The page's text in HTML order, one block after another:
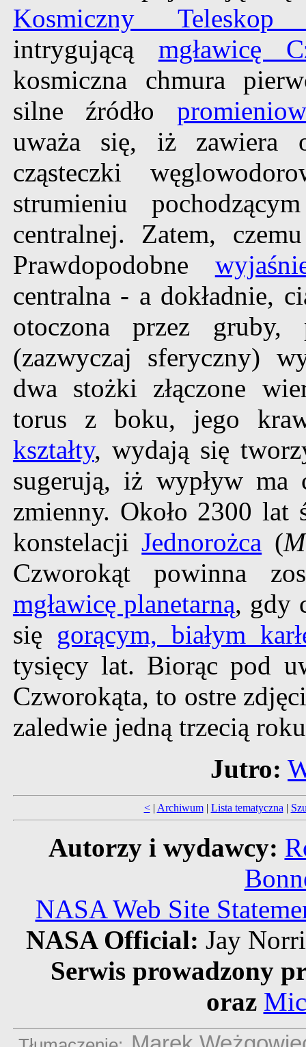
Kosmiczny Teleskop
intrygującą mgławicę
kosmiczna chmura
silne źródło
uważa się, iż zawiera
cząsteczki
strumieniu
centralnej. Zatem,
Prawdopodobne
centralna - a dokładnie,
otoczona przez
(zazwyczaj sferyczny)
dwa stożki złączone
torus z boku, jego
kształty, wydają się
sugerują, iż wypływ ma
zmienny. Około 2300
konstelacjiJednorożca (
Czworokąt powinna
mgławicę planetarną, gdy
się gorącym, białym
tysięcy lat. Biorąc pod
Czworokąta, to ostre
zaledwie jedną trzecią
Jutro:
<| Archiwum| Lista tematyczna |
Autorzy i wydawcy:
NASA Web Site
NASA Official: Jay
Serwis prowadzony
oraz